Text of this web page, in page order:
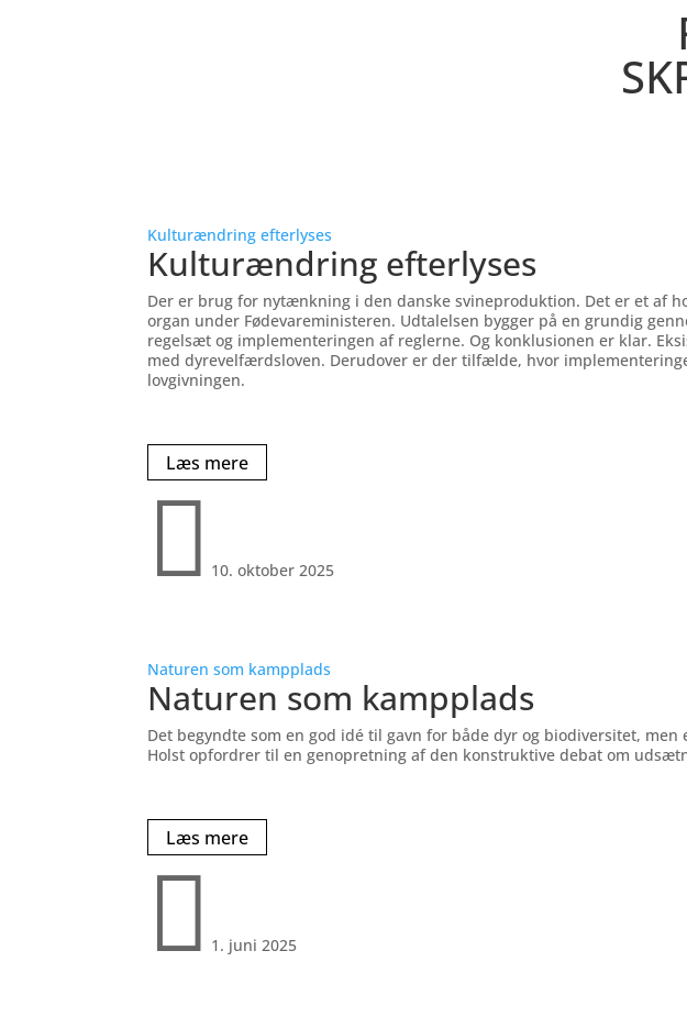
Kulturændring efterlyses
Kulturændring efterlyses
Der er brug for nytænkning i den danske svineproduktion. Det er et af
organ under Fødevareministeren. Udtalelsen bygger på en grundig
regelsæt og implementeringen af reglerne. Og konklusionen er klar.
med dyrevelfærdsloven. Derudover er der tilfælde, hvor
lovgivningen.
Læs mere
 10. oktober 2025
Naturen som kampplads
Naturen som kampplads
Det begyndte som en god idé til gavn for både dyr og biodiversitet,
Holst opfordrer til en genopretning af den konstruktive debat om
Læs mere
 1. juni 2025